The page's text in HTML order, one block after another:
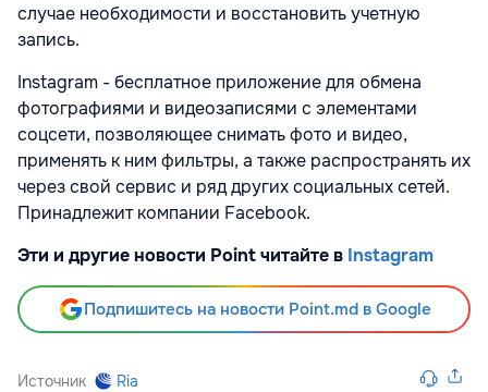
случае необходимости и восстановить учетную
запись.
Instagram - бесплатное приложение для обмена
фотографиями и видеозаписями с элементами
соцсети, позволяющее снимать фото и видео,
применять к ним фильтры, а также распространять их
через свой сервис и ряд других социальных сетей.
Принадлежит компании Facebook.
Эти и другие новости Point читайте в Instagram
Подпишитесь на новости Point.md в Google
Источник Ria